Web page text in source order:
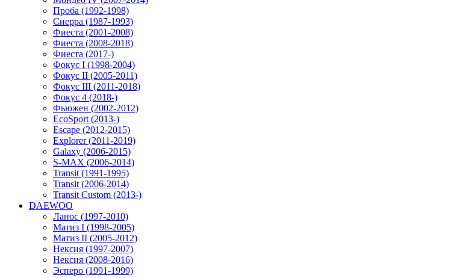
Проба (1992-1998)
Сиерра (1987-1993)
Фиеста (2001-2008)
Фиеста (2008-2018)
Фиеста (2017-)
Фокус I (1998-2004)
Фокус II (2005-2011)
Фокус III (2011-2018)
Фокус 4 (2018-)
Фьюжен (2002-2012)
EcoSport (2013-)
Escape (2012-2015)
Explorer (2011-2019)
Galaxy (2006-2015)
S-MAX (2006-2014)
Transit (1991-1995)
Transit (2006-2014)
Transit Custom (2013-)
DAEWOO
Ланос (1997-2010)
Матиз I (1998-2005)
Матиз II (2005-2012)
Нексия (1997-2007)
Нексия (2008-2016)
Эсперо (1991-1999)